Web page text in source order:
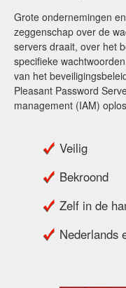
Grote ondernemingen
zeggenschap over de
servers draait, over het
specifieke
van het
Pleasant Password
management (IAM)
Veilig
Bekroond
Zelf in de
Nederlands